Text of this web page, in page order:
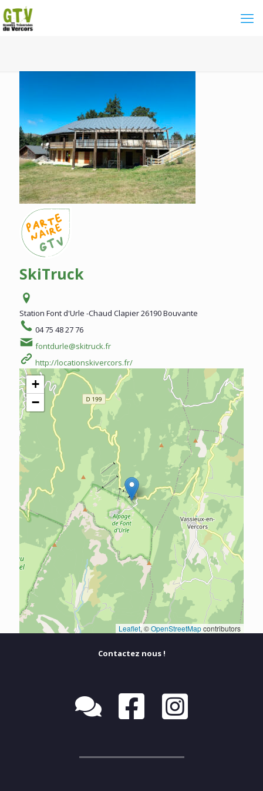
SkiTruck
Station Font d'Urle -Chaud Clapier26190 Bouvante
04 75 48 27 76
fontdurle@skitruck.fr
http://locationskivercors.fr/
+
−
Leaflet, ©OpenStreetMapcontributors
Contactez nous !